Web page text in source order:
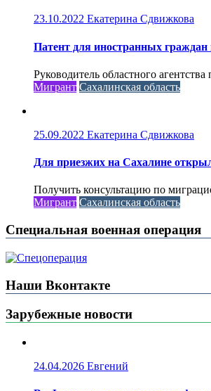
23.10.2022 Екатерина Сдвижкова
Патент для иностранных
Руководитель областного
Мигрант Сахалинская область
25.09.2022 Екатерина Сдвижкова
Для приезжих на Сахалине
Получить консультацию по
Мигрант Сахалинская область
Специальная военная операция
Наши Вконтакте
Зарубежные новости
24.04.2026 Евгений